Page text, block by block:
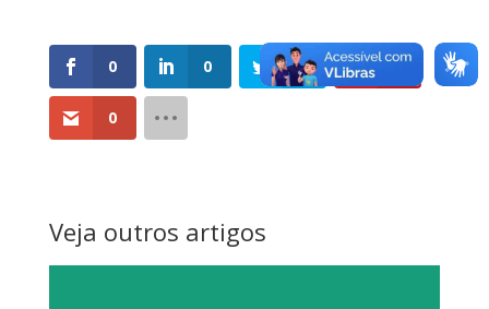
0 0 0 0
0
Veja outros artigos